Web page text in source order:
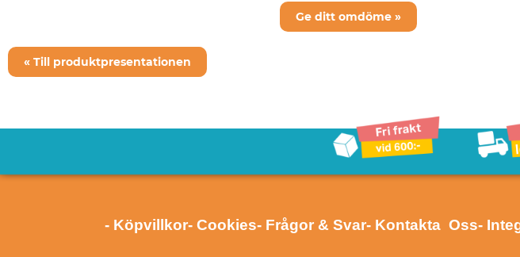
Ge ditt omdöme »
« Till produktpresentationen
- Köpvillkor- Cookies- Frågor & Svar- Kontakta Oss-